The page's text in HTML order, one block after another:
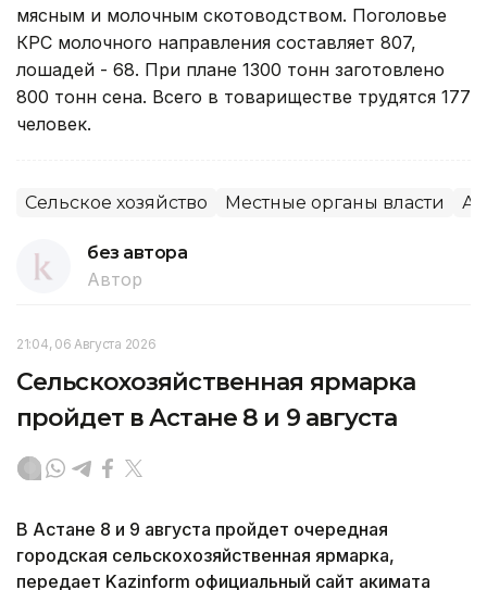
мясным и молочным скотоводством. Поголовье
КРС молочного направления составляет 807,
лошадей - 68. При плане 1300 тонн заготовлено
800 тонн сена. Всего в товариществе трудятся 177
человек.
Сельское хозяйство Местные органы власти
без автора
Автор
21:04, 06 Августа 2026
Сельскохозяйственная ярмарка
пройдет в Астане 8 и 9 августа
В Астане 8 и 9 августа пройдет очередная
городская сельскохозяйственная ярмарка,
передает Kazinform официальный сайт акимата